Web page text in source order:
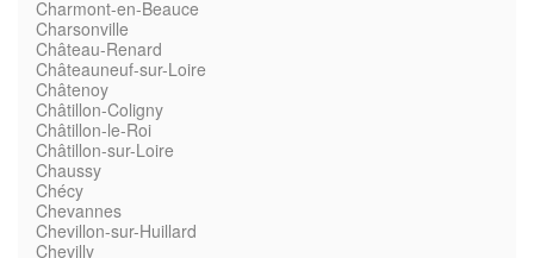
Charmont-en-Beauce
Charsonville
Château-Renard
Châteauneuf-sur-Loire
Châtenoy
Châtillon-Coligny
Châtillon-le-Roi
Châtillon-sur-Loire
Chaussy
Chécy
Chevannes
Chevillon-sur-Huillard
Chevilly